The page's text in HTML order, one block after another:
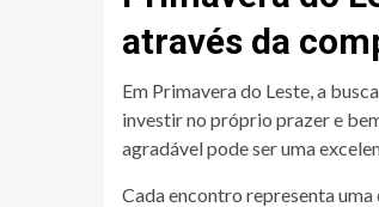
através da
Em Primavera do Leste, a
investir no próprio prazer e
agradável pode ser uma
Cada encontro representa